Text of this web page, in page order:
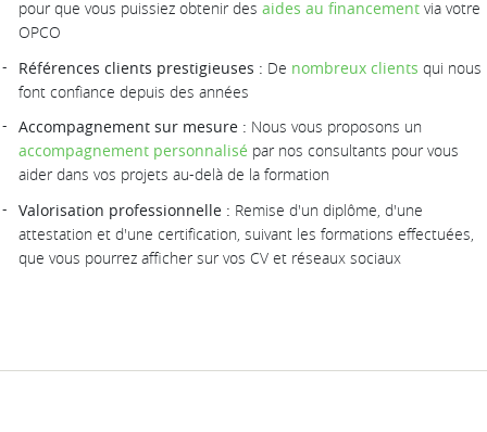
pour que vous puissiez obtenir des aides au financement via votre
OPCO
Références clients prestigieuses : De nombreux clients qui nous
font confiance depuis des années
Accompagnement sur mesure : Nous vous proposons un
accompagnement personnalisé par nos consultants pour vous
aider dans vos projets au-delà de la formation
Valorisation professionnelle : Remise d'un diplôme, d'une
attestation et d'une certification, suivant les formations effectuées,
que vous pourrez afficher sur vos CV et réseaux sociaux